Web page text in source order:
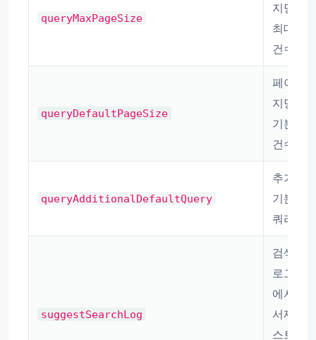
queryMaxPageSize
지당
최대
건수
queryDefaultPageSize
페이
지당
기본
건수
queryAdditionalDefaultQuery
추가
기본
쿼리
suggestSearchLog
검색
로그
에서
서제
스트